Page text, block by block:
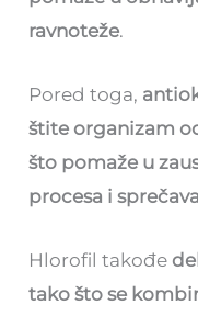
ravnoteže.
Pored toga,
štite organizam
što pomaže u
procesa i
Hlorofil takođe
tako što se